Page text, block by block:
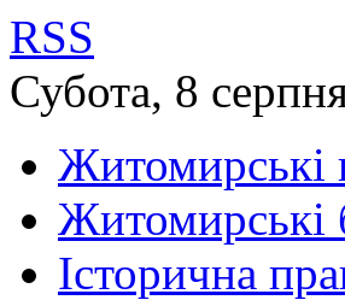
RSS
Субота, 8
Житомирські
Житомирські
Історична